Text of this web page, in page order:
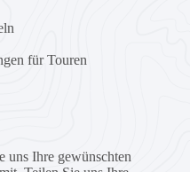
für Touren
uns Ihre gewünschten